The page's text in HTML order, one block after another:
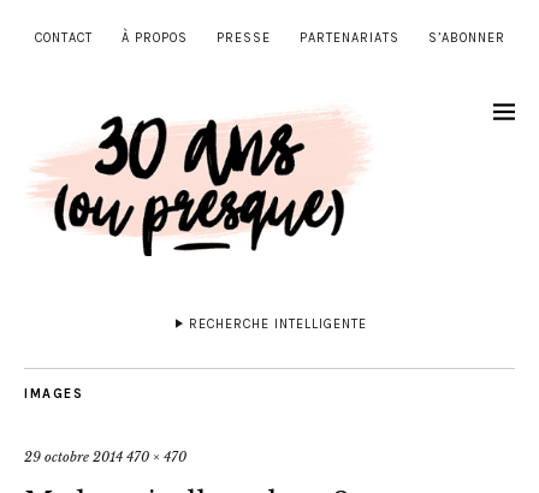
CONTACT À PROPOS PRESSE PARTENARIATS S’ABONNER
RECHERCHE INTELLIGENTE
IMAGES
29 octobre 2014 470 × 470